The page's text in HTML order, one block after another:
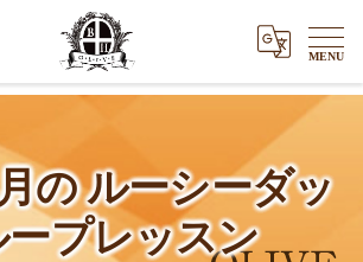
の ルーシーダッ
ープレッスン